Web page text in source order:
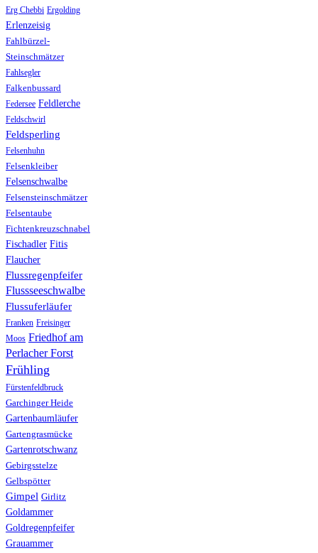
Erg Chebbi Ergolding
Erlenzeisig
Fahlbürzel-
Steinschmätzer
Fahlsegler
Falkenbussard
Federsee Feldlerche
Feldschwirl
Feldsperling
Felsenhuhn
Felsenkleiber
Felsenschwalbe
Felsensteinschmätzer
Felsentaube
Fichtenkreuzschnabel
Fischadler Fitis
Flaucher
Flussregenpfeifer
Flussseeschwalbe
Flussuferläufer
Franken Freisinger
Moos Friedhof am
Perlacher Forst
Frühling
Fürstenfeldbruck
Garchinger Heide
Gartenbaumläufer
Gartengrasmücke
Gartenrotschwanz
Gebirgsstelze
Gelbspötter
Gimpel Girlitz
Goldammer
Goldregenpfeifer
Grauammer